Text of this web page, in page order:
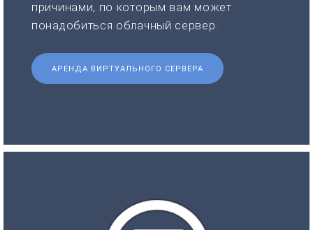
причинами, по которым вам может
понадобиться облачный сервер.
АРЕНДА ВИРТУАЛЬНОГО СЕРВЕРА